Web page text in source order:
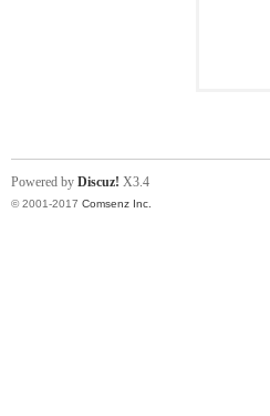
Powered by Discuz! X3.4
© 2001-2017 Comsenz Inc.